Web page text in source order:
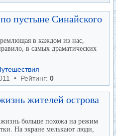
пустыне Синайского
в каждом из нас,
в самых драматических
• Рейтинг: 0
жителей острова
больше похожа на режим
На экране мелькают люди,